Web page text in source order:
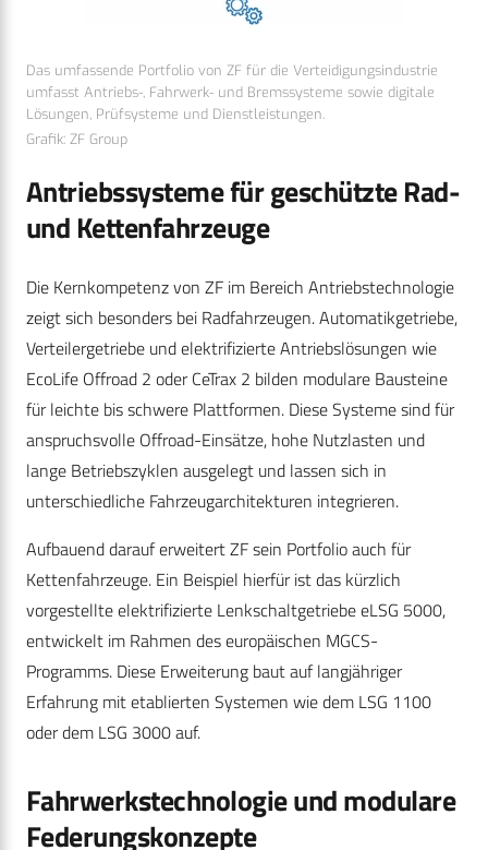
Das umfassende Portfolio von ZF für die Verteidigungsindustrie
umfasst Antriebs-, Fahrwerk- und Bremssysteme sowie digitale
Lösungen, Prüfsysteme und Dienstleistungen.
Grafik: ZF Group
Antriebssysteme für geschützte Rad-
und Kettenfahrzeuge
Die Kernkompetenz von ZF im Bereich Antriebstechnologie
zeigt sich besonders bei Radfahrzeugen. Automatikgetriebe,
Verteilergetriebe und elektrifizierte Antriebslösungen wie
EcoLife Offroad 2 oder CeTrax 2 bilden modulare Bausteine
für leichte bis schwere Plattformen. Diese Systeme sind für
anspruchsvolle Offroad-Einsätze, hohe Nutzlasten und
lange Betriebszyklen ausgelegt und lassen sich in
unterschiedliche Fahrzeugarchitekturen integrieren.
Aufbauend darauf erweitert ZF sein Portfolio auch für
Kettenfahrzeuge. Ein Beispiel hierfür ist das kürzlich
vorgestellte elektrifizierte Lenkschaltgetriebe eLSG 5000,
entwickelt im Rahmen des europäischen MGCS-
Programms. Diese Erweiterung baut auf langjähriger
Erfahrung mit etablierten Systemen wie dem LSG 1100
oder dem LSG 3000 auf.
Fahrwerkstechnologie und modulare
Federungskonzepte